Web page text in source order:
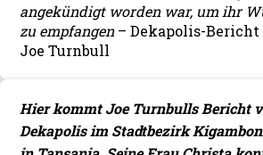
angekündigt worden war, um ihr
zu empfangen– Dekapolis-
Joe Turnbull
Hier kommt Joe Turnbulls Bericht
Dekapolis im Stadtbezirk